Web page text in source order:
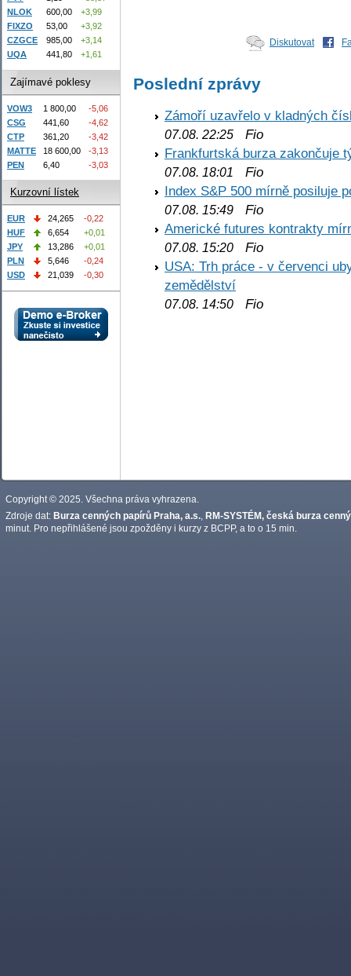
Diskutovat
Poslední zprávy
Zámoří uzavřelo v kladných
07.08. 22:25 Fio
Frankfurtská burza zakončuje
07.08. 18:01
Fio
Index S&P 500 mírně posiluje
07.08. 15:49 Fio
Americké futures kontrakty
07.08. 15:20 Fio
USA: Trh práce - v červenci
zemědělství
07.08. 14:50 Fio
NLOK
600,00
+3,99
FIXZO
53,00
+3,92
CZGCE
985,00
+3,14
UQA
441,80 +1,61
Zajímavé poklesy
VOW3 1 800,00
-5,06
CSG
441,60
-4,62
CTP
361,20
-3,42
MATTE
18 600,00
-3,13
PEN
6,40 -3,03
Kurzovní lístek
EUR 24,265
-0,22
HUF
6,654
+0,01
JPY
13,286
+0,01
PLN
5,646
-0,24
USD
21,039 -0,30
Copyright © 2025. Všechna práva vyhrazena.
Zdroje dat: Burza cenných papírů Praha, a.s. RM-SYSTÉM, česká burza
minut. Pro nepřihlášené jsou zpožděny i kurzy z BCPP, a to o 15 min.